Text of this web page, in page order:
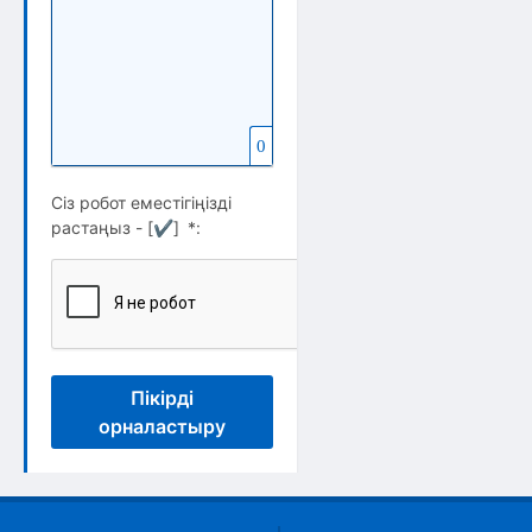
0
Сіз робот еместігіңізді
растаңыз - [✔] *:
Пікірді
орналастыру